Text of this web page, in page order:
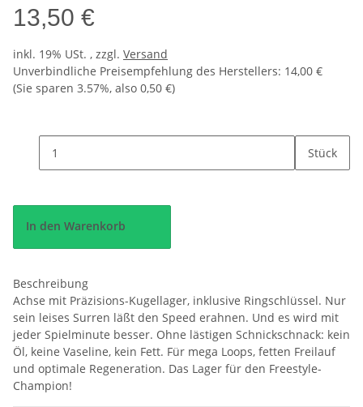
13,50 €
inkl. 19% USt. , zzgl. Versand
Unverbindliche Preisempfehlung des Herstellers: 14,00 €
(Sie sparen 3.57%, also 0,50 €)
Stück
In den Warenkorb
Beschreibung
Achse mit Präzisions-Kugellager, inklusive Ringschlüssel. Nur
sein leises Surren läßt den Speed erahnen. Und es wird mit
jeder Spielminute besser. Ohne lästigen Schnickschnack: kein
Öl, keine Vaseline, kein Fett. Für mega Loops, fetten Freilauf
und optimale Regeneration. Das Lager für den Freestyle-
Champion!